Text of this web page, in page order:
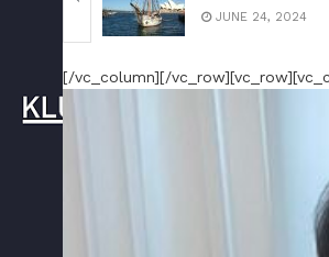
DECEMBER 27,
[/vc_column][/